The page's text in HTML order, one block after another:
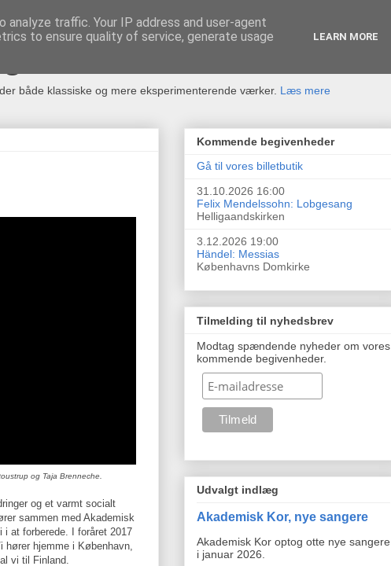
Kor
både klassiske og mere eksperimenterende værker. Læs mere
og Taja Brenneche.
og et varmt socialt
sammen med Akademisk
at forberede. I foråret 2017
hører hjemme i København,
vi til Finland.
Kommende begivenheder
Gå til vores billetbutik
31.10.2026 16:00
Felix Mendelssohn: Lobgesang
Helligaandskirken
3.12.2026 19:00
Händel: Messias
Københavns Domkirke
Tilmelding til nyhedsbrev
Modtag spændende nyheder om vores
kommende begivenheder.
Udvalgt indlæg
Akademisk Kor, nye sangere
Akademisk Kor optog otte nye sangere
i januar 2026.
traffic. Your IP address and user-agent
to ensure quality of service, generate usage
LEARN MORE